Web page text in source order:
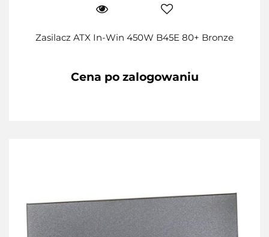
Zasilacz ATX In-Win 450W B45E 80+ Bronze
Cena po zalogowaniu